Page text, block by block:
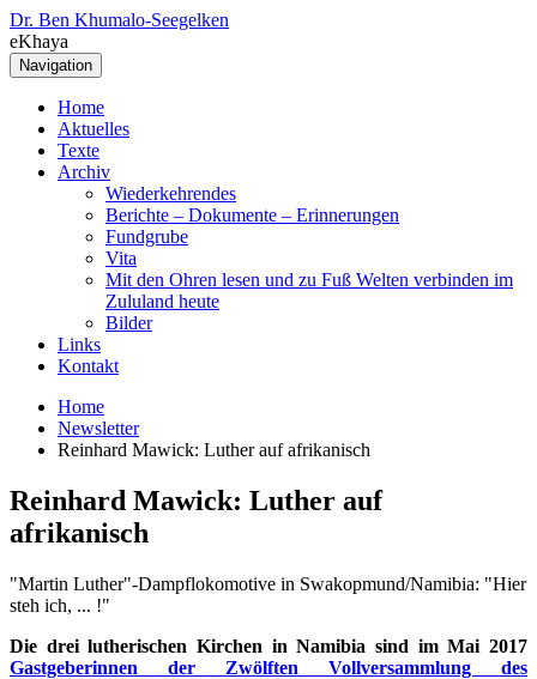
Dr. Ben Khumalo-Seegelken
eKhaya
Navigation
Home
Aktuelles
Texte
Archiv
Wiederkehrendes
Berichte – Dokumente – Erinnerungen
Fundgrube
Vita
Mit den Ohren lesen und zu Fuß Welten verbinden im
Zululand heute
Bilder
Links
Kontakt
Home
Newsletter
Reinhard Mawick: Luther auf afrikanisch
Reinhard Mawick: Luther auf
afrikanisch
"Martin Luther"-Dampflokomotive in Swakopmund/Namibia: "Hier
steh ich, ... !"
Die drei lutherischen Kirchen in Namibia sind im Mai 2017
Gastgeberinnen der Zwölften Vollversammlung des